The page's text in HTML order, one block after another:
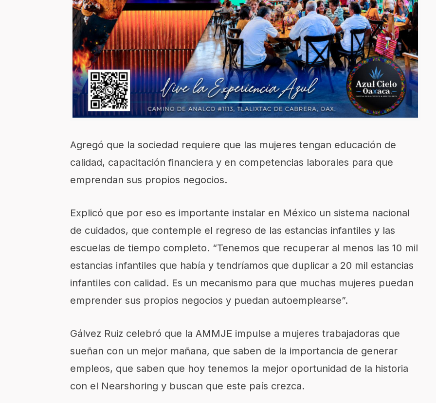
Agregó que la sociedad requiere que las mujeres tengan educación de
calidad, capacitación financiera y en competencias laborales para que
emprendan sus propios negocios.
Explicó que por eso es importante instalar en México un sistema nacional
de cuidados, que contemple el regreso de las estancias infantiles y las
escuelas de tiempo completo. “Tenemos que recuperar al menos las 10 mil
estancias infantiles que había y tendríamos que duplicar a 20 mil estancias
infantiles con calidad. Es un mecanismo para que muchas mujeres puedan
emprender sus propios negocios y puedan autoemplearse”.
Gálvez Ruiz celebró que la AMMJE impulse a mujeres trabajadoras que
sueñan con un mejor mañana, que saben de la importancia de generar
empleos, que saben que hoy tenemos la mejor oportunidad de la historia
con el Nearshoring y buscan que este país crezca.